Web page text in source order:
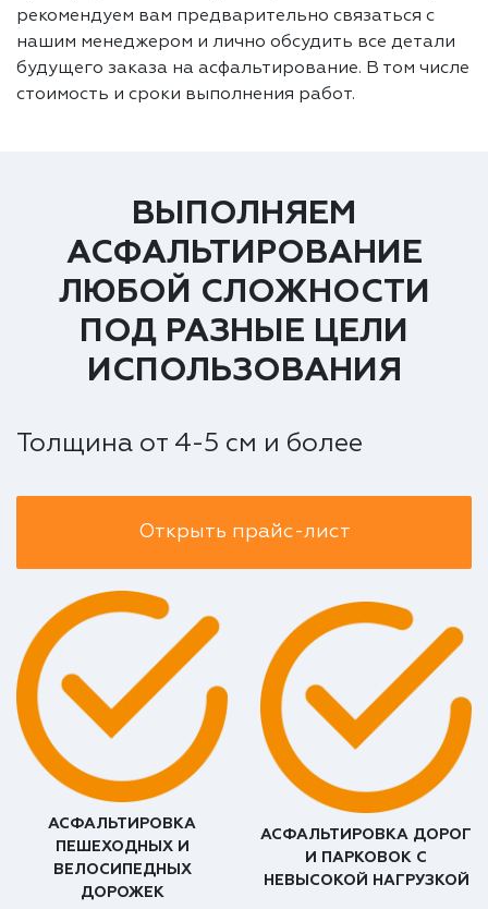
рекомендуем вам предварительно связаться с
нашим менеджером и лично обсудить все детали
будущего заказа на асфальтирование. В том числе
стоимость и сроки выполнения работ.
ВЫПОЛНЯЕМ
АСФАЛЬТИРОВАНИЕ
ЛЮБОЙ СЛОЖНОСТИ
ПОД РАЗНЫЕ ЦЕЛИ
ИСПОЛЬЗОВАНИЯ
Толщина от 4-5 см и более
Открыть прайс-лист
АСФАЛЬТИРОВКА
ПЕШЕХОДНЫХ И
ВЕЛОСИПЕДНЫХ
ДОРОЖЕК
АСФАЛЬТИРОВКА ДОРОГ
И ПАРКОВОК С
НЕВЫСОКОЙ НАГРУЗКОЙ